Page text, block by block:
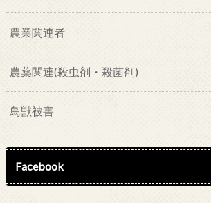
農業関連者
農薬関連(殺虫剤・殺菌剤)
鳥獣被害
Facebook